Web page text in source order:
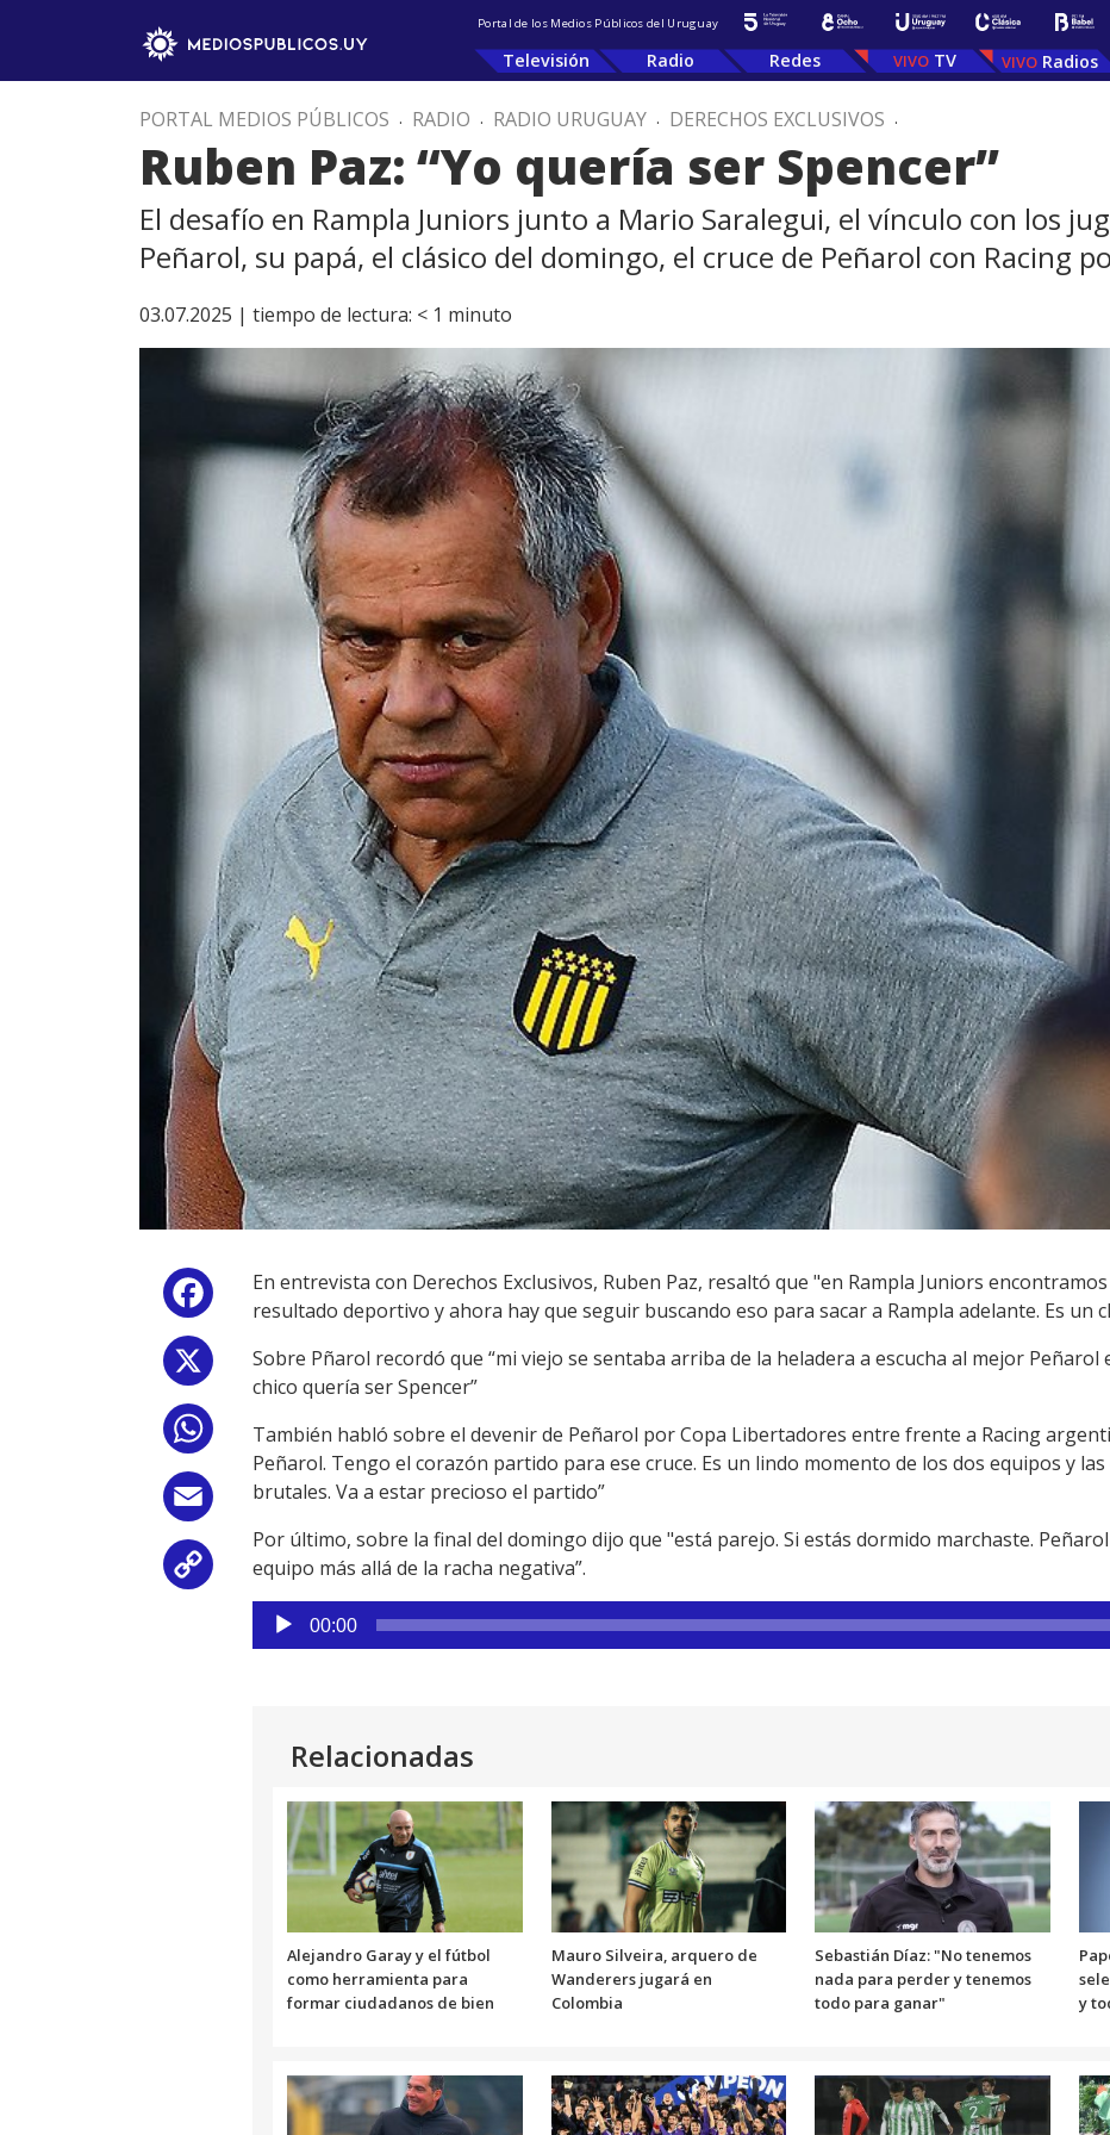
Portal de los Medios Públicos del Uruguay
Televisión Radio Redes TV Radios
PORTAL MEDIOS PÚBLICOS . RADIO . RADIO URUGUAY . DERECHOS EXCLUSIVOS .
Ruben Paz: “Yo quería ser Spencer”
El desafío en Rampla Juniors junto a Mario Saralegui, el vínculo con los
Peñarol, su papá, el clásico del domingo, el cruce de Peñarol con Racing
03.07.2025 | tiempo de lectura: < 1 minuto
Facebook
WhatsApp
Email
Copy
En entrevista con Derechos Exclusivos, Ruben Paz, resaltó que "en Rampla Juniors
resultado deportivo y ahora hay que seguir buscando eso para sacar a Rampla adelante. Es un
Sobre Pñarol recordó que “mi viejo se sentaba arriba de la heladera a escucha al mejor Peñarol
chico quería ser Spencer”
También habló sobre el devenir de Peñarol por Copa Libertadores entre frente a Racing
Peñarol. Tengo el corazón partido para ese cruce. Es un lindo momento de los dos equipos y
brutales. Va a estar precioso el partido”
Por último, sobre la final del domingo dijo que "está parejo. Si estás dormido marchaste.
equipo más allá de la racha negativa”.
Reproductor
de
00:00
Relacionadas
Alejandro Garay y el fútbol
como herramienta para
formar ciudadanos de bien
Mauro Silveira, arquero de
Wanderers jugará en
Colombia
Sebastián Díaz: "No tenemos
nada para perder y tenemos
todo para ganar"
y